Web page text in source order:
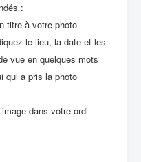
:
titre à votre photo
le lieu, la date et les
vue en quelques mots
qui a pris la photo
dans votre ordi